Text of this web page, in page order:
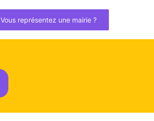
Vous représentez une mairie ?